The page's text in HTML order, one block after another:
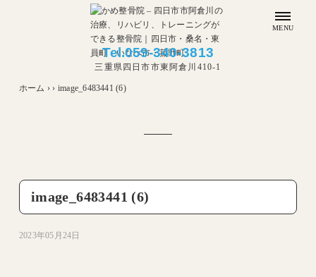
Tel.059-340-3813
三重県四日市市東阿倉川410-1
MENU
ホーム › › image_6483441 (6)
image_6483441 (6)
2023年05月24日